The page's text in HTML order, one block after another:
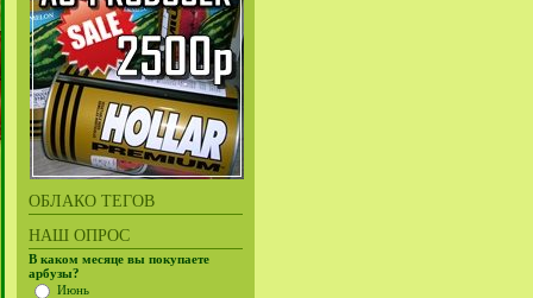
ОБЛАКО ТЕГОВ
НАШ ОПРОС
В каком месяце вы покупаете
арбузы?
Июнь